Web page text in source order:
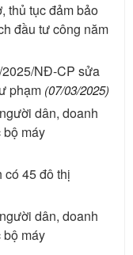
thủ tục đảm bảo
đầu tư công năm
NĐ-CP sửa
phạm (07/03/2025)
dân, doanh
máy
có 45 đô thị
dân, doanh
máy